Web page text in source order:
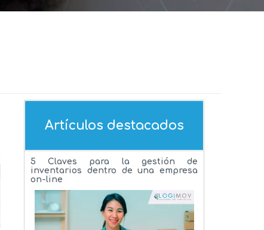
Artículos destacados
5 Claves para la gestión de
inventarios dentro de una empresa
on-line